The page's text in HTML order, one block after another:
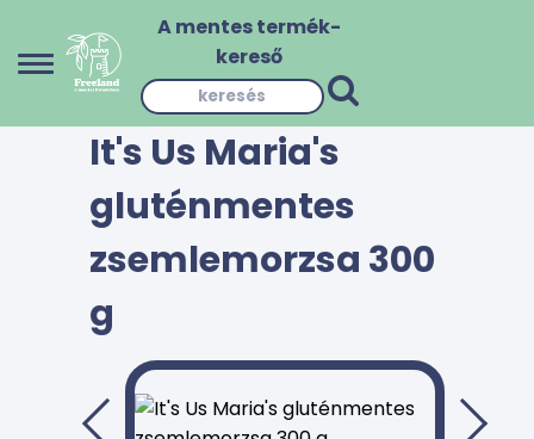
A mentes termék-
kereső
It's Us Maria's
gluténmentes
zsemlemorzsa 300
g